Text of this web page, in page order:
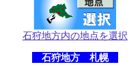
石狩地方内の地点を選択
石狩地方 札幌